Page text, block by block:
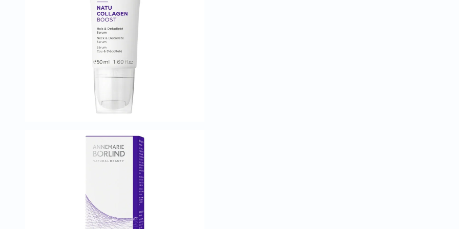
الفيتامينات
مالتي
فيتامين
فيتامين
فيتامين
ب
فيتامين
فيتامين
د
المغنيسيوم
الحديد